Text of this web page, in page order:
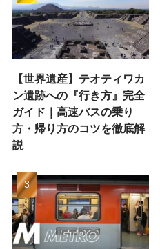
【世界遺産】テオティワカ
ン遺跡への『行き方』完全
ガイド｜高速バスの乗り
方・帰り方のコツを徹底解
説